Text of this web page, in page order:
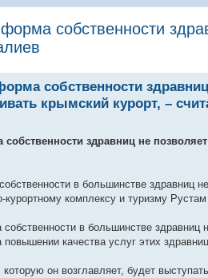
собственности
собственности
крымский курорт, –
собственности здравниц не
в большинстве
курортному комплексу и туризму
в большинстве
качества услуг этих
он возглавляет, будет